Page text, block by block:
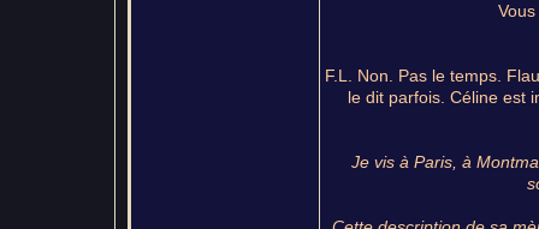
F.L. Non. Pas le temps.
le dit parfois. Céline est
Je vis à Paris, à